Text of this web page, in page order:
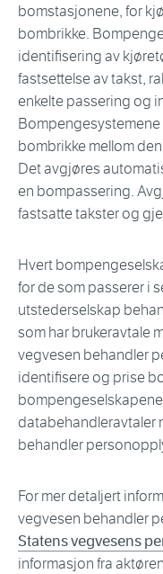
bomstasjonene, for
bombrikke.
identifisering av
fastsettelse av takst,
enkelte passering og
bombrikke mellom
Det avgjøres
en bompassering.
fastsatte takster og
Hvert
for de som passerer i
utstederselskap
som har brukeravtale
vegvesen behandler
identifisere og prise
databehandleravtaler
behandler
For mer detaljert
vegvesen behandler
Statens vegvesens
informasjon fra